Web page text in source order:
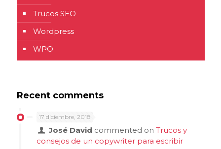
Trucos SEO
Wordpress
WPO
Recent comments
17 diciembre, 2018
José David commented on Trucos y
consejos de un copywriter para escribir